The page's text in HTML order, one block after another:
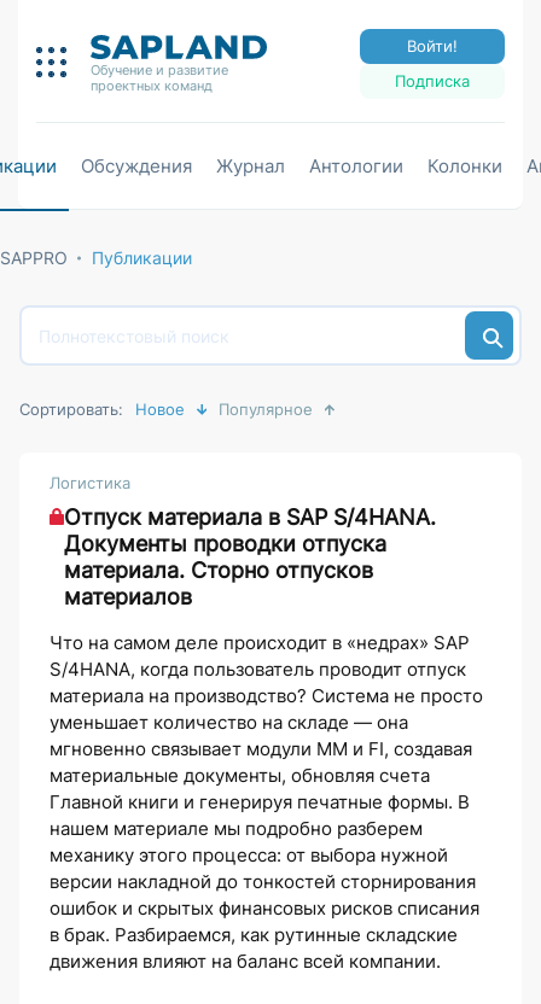
Обучение и развитие
проектных команд
Подписка
Войти!
Обсуждения Журнал Антологии Колонки
SAPPRO Публикации
Сортировать: Новое Популярное
Логистика
Отпуск материала в SAP S/4HANA.
Документы проводки отпуска
материала. Сторно отпусков
материалов
Что на самом деле происходит в «недрах» SAP
S/4HANA, когда пользователь проводит отпуск
материала на производство? Система не просто
уменьшает количество на складе — она
мгновенно связывает модули MM и FI, создавая
материальные документы, обновляя счета
Главной книги и генерируя печатные формы. В
нашем материале мы подробно разберем
механику этого процесса: от выбора нужной
версии накладной до тонкостей сторнирования
ошибок и скрытых финансовых рисков списания
в брак. Разбираемся, как рутинные складские
движения влияют на баланс всей компании.